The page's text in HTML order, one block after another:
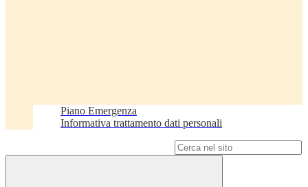
Piano Emergenza
Informativa trattamento dati personali